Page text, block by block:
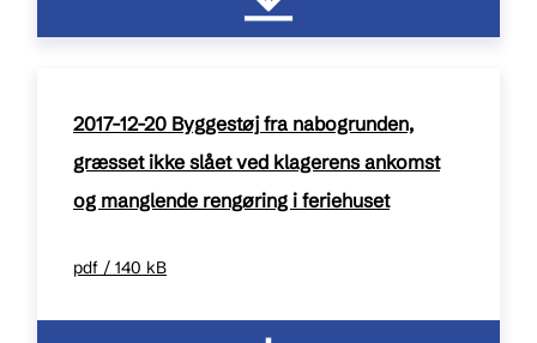
2017-12-20 Byggestøj fra nabogrunden,
græsset ikke slået ved klagerens ankomst
og manglende rengøring i feriehuset
pdf / 140 kB